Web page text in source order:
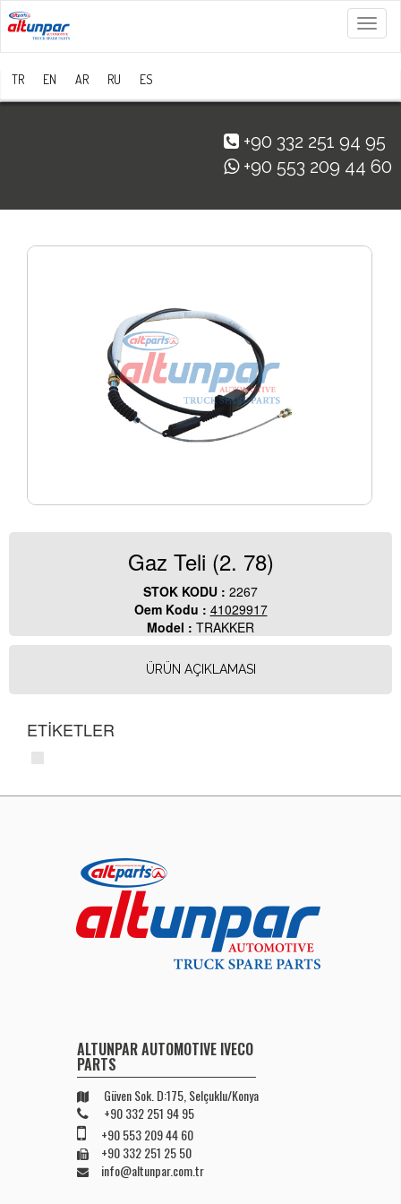
Menü
TR EN AR RU ES
+90 332 251 94 95
+90 553 209 44 60
Gaz Teli (2. 78)
STOK KODU : 2267
Oem Kodu : 41029917
Model : TRAKKER
ÜRÜN AÇIKLAMASI
ETİKETLER
ALTUNPAR AUTOMOTIVE IVECO
PARTS
Güven Sok. D:175, Selçuklu/Konya
+90 332 251 94 95
+90 553 209 44 60
+90 332 251 25 50
info@altunpar.com.tr